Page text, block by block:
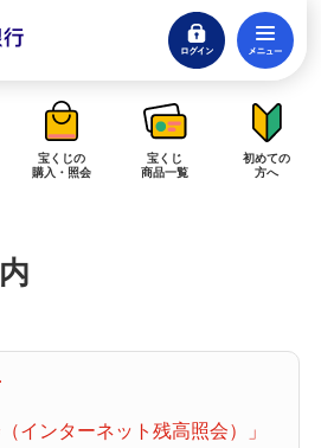
ログイン
閉じる
イレクトログイン
ついて
方法について
「購入明細に表示されない」にお答えしま
宝くじの
購入・照会
宝くじ
商品一覧
初めての
方へ
インターネット残高照会）」